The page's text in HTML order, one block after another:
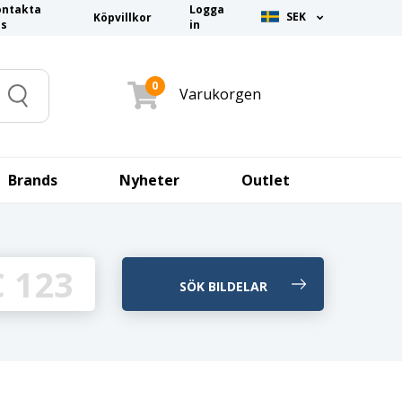
Köpvillkor
Logga
in
SEK
Search
0 Varukorgen
Brands Nyheter Outlet